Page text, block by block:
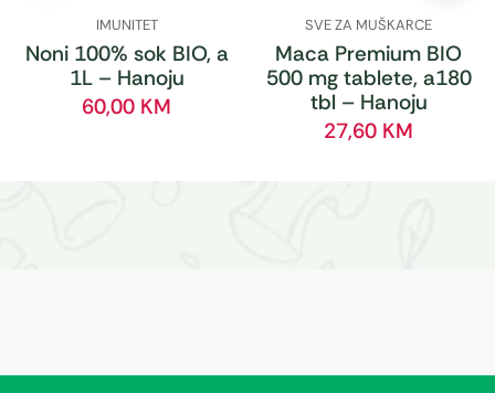
IMUNITET
Noni 100% sok BIO, a
1L – Hanoju
60,00 KM
SVE ZA MUŠKARCE
Maca Premium BIO
500 mg tablete, a180
tbl – Hanoju
27,60 KM